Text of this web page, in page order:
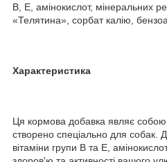
В, Е, амінокислот, мінеральних
«Телятина», сорбат калію,
Характеристика
Ця кормова добавка являє собою
створено спеціально для собак.
вітаміни групи В та Е,